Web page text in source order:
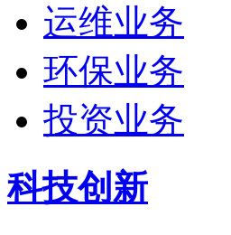
运维业务
环保业务
投资业务
科技创新